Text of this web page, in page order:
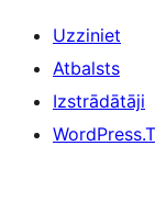
Uzziniet
Atbalsts
Izstrādātāji